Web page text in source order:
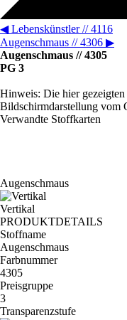
◀Lebenskünstler // 4116
Augenschmaus // 4306 ▶
Augenschmaus // 4305
PG 3
Hinweis: Die hier
Bildschirmdarstellung vom
Verwandte Stoffkarten
Augenschmaus
Vertikal
PRODUKTDETAILS
Stoffname
Augenschmaus
Farbnummer
4305
Preisgruppe
3
Transparenzstufe